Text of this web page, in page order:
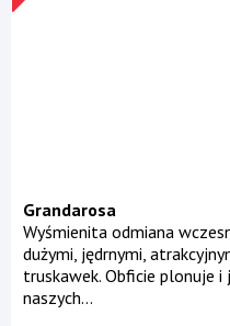
Grandarosa
Wyśmienita odmiana
dużymi, jędrnymi,
truskawek. Obficie plonuje
naszych...